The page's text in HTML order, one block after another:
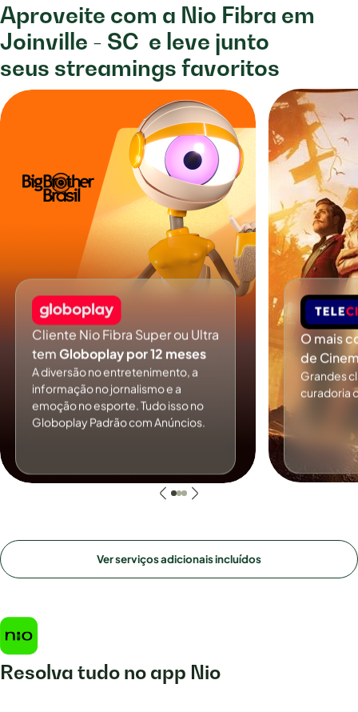
Aproveite com a Nio Fibra em
Joinville - SC e leve junto
seus streamings favoritos
Cliente Nio Fibra Super ou Ultra
temGloboplay por 12 meses
A diversão no entretenimento, a
informação no jornalismo e a
emoção no esporte. Tudo isso no
Globoplay Padrão com Anúncios.
O mais
de
Grandes
curadoria
Ver serviços adicionais incluídos
Resolva tudo no app Nio